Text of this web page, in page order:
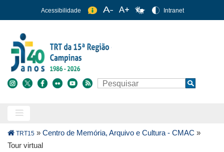
para
conteúdo
principal
Acessibilidade Intranet
Buscar Search
Trilha
de
TRT15 » Centro de Memória, Arquivo e Cultura - CMAC »
Tour virtual